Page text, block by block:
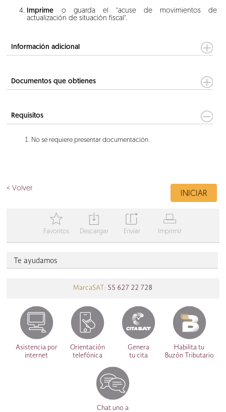
Imprime o guarda el "acuse de movimientos de
actualización de situación fiscal".
Información adicional
Documentos que obtienes
Requisitos
No se requiere presentar documentación.
< Volver
INICIAR
T
Favoritos
Y
Descargar
Z
Enviar
V
Imprimir
Te ayudamos
MarcaSAT: 55 627 22 728
Asistencia por
internet
Orientación
telefónica
Genera
tu cita
Habilita tu
Buzón Tributario
Chat uno a